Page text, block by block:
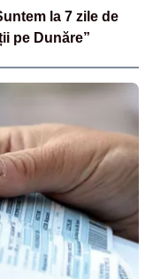
la 7 zile de
pe Dunăre”